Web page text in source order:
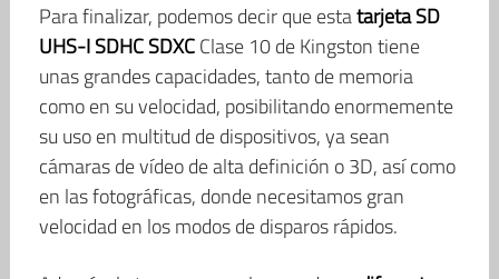
Para finalizar, podemos decir que estatarjeta SD
UHS-I SDHC SDXCClase 10 de Kingston tiene
unas grandes capacidades, tanto de memoria
como en su velocidad, posibilitando enormemente
su uso en multitud de dispositivos, ya sean
cámaras de vídeo de alta definición o 3D, así como
en las fotográficas, donde necesitamos gran
velocidad en los modos de disparos rápidos.